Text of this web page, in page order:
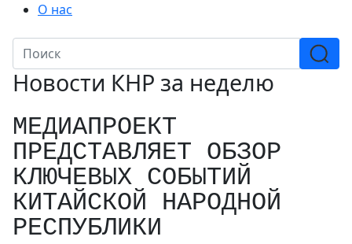
О нас
Новости КНР за неделю
МЕДИАПРОЕКТ
ПРЕДСТАВЛЯЕТ ОБЗОР
КЛЮЧЕВЫХ СОБЫТИЙ
КИТАЙСКОЙ НАРОДНОЙ
РЕСПУБЛИКИ